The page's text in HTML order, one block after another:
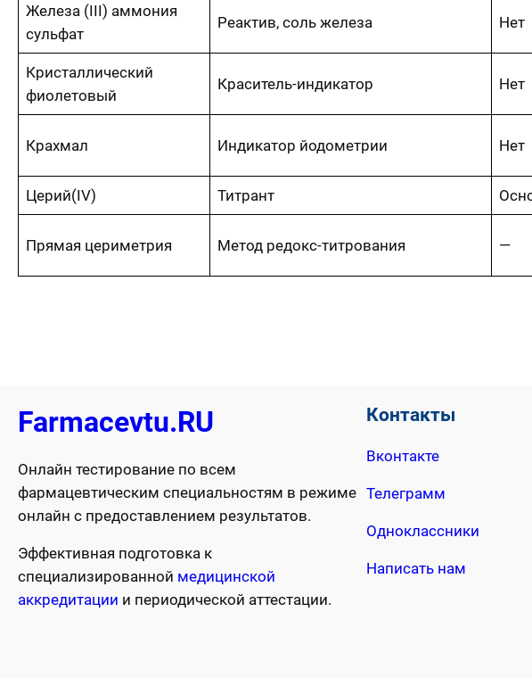
Железа (III) аммония
сульфат
Реактив, соль железа Нет
Кристаллический
фиолетовый
Краситель-индикатор Нет
Крахмал Индикатор йодометрии Нет
Церий(IV) Титрант
Прямая цериметрия Метод редокс-титрования —
Farmacevtu.RU
Онлайн тестирование по всем
фармацевтическим специальностям в режиме
онлайн с предоставлением результатов.
Эффективная подготовка к
специализированной медицинской
аккредитации и периодической аттестации.
Контакты
Вконтакте
Телеграмм
Одноклассники
Написать нам